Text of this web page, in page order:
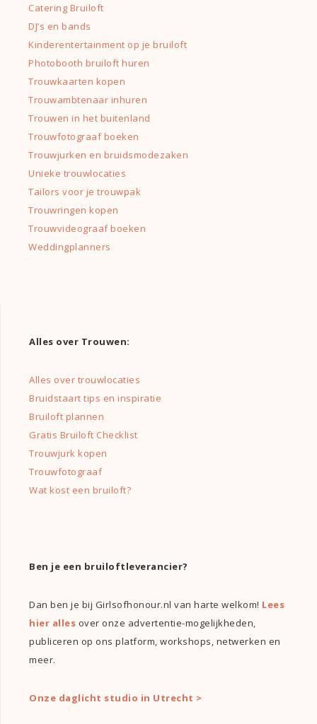
Catering Bruiloft
DJ’s en bands
Kinderentertainment op je bruiloft
Photobooth bruiloft huren
Trouwkaarten kopen
Trouwambtenaar inhuren
Trouwen in het buitenland
Trouwfotograaf boeken
Trouwjurken en bruidsmodezaken
Unieke trouwlocaties
Tailors voor je trouwpak
Trouwringen kopen
Trouwvideograaf boeken
Weddingplanners
Alles over Trouwen:
Alles over trouwlocaties
Bruidstaart tips en inspiratie
Bruiloft plannen
Gratis Bruiloft Checklist
Trouwjurk kopen
Trouwfotograaf
Wat kost een bruiloft?
Ben je een bruiloftleverancier?
Dan ben je bij Girlsofhonour.nl van harte welkom! Lees
hier alles over onze advertentie-mogelijkheden,
publiceren op ons platform, workshops, netwerken en
meer.
Onze daglicht studio in Utrecht >